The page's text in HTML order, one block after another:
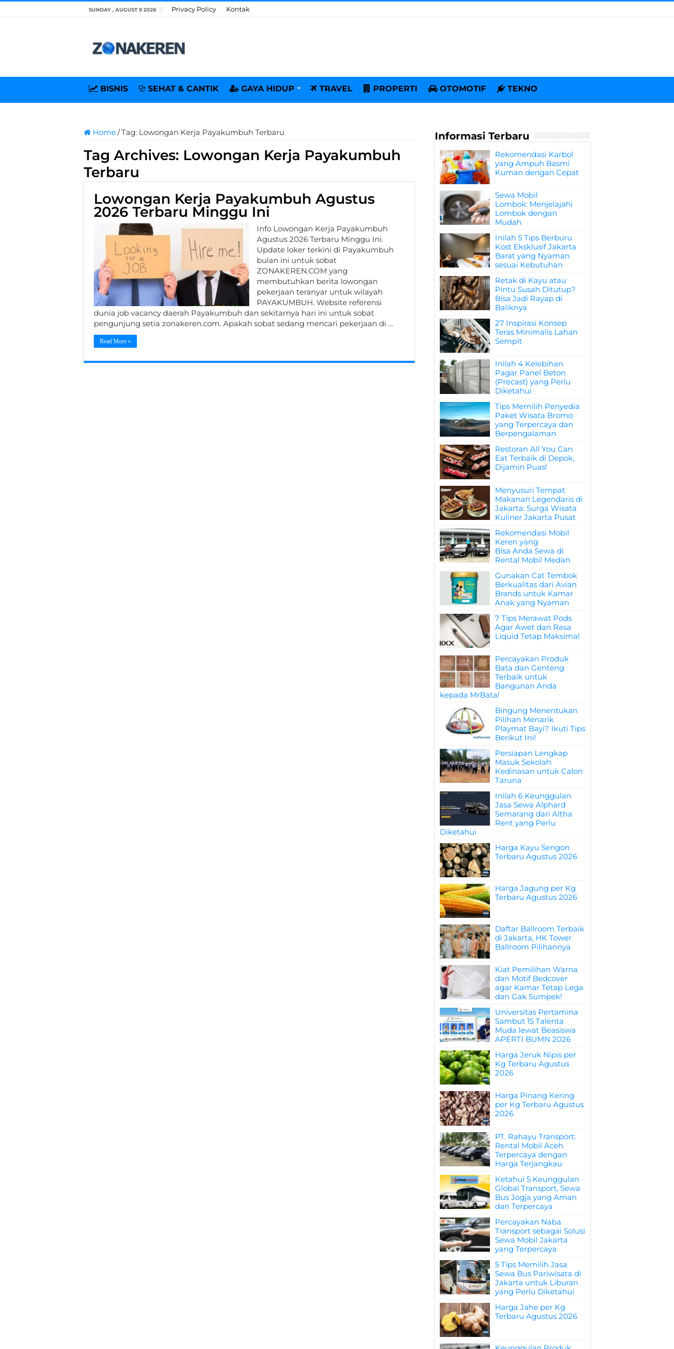
SUNDAY , AUGUST 9 2026 Privacy Policy Kontak
BISNIS SEHAT & CANTIK GAYA HIDUP TRAVEL PROPERTI OTOMOTIF TEKNO
Home/Tag: Lowongan Kerja Payakumbuh Terbaru
Tag Archives: Lowongan Kerja Payakumbuh
Terbaru
Lowongan Kerja Payakumbuh Agustus
2026 Terbaru Minggu Ini
Info Lowongan Kerja Payakumbuh
Agustus 2026 Terbaru Minggu Ini.
Update loker terkini di Payakumbuh
bulan ini untuk sobat
ZONAKEREN.COM yang
membutuhkan berita lowongan
pekerjaan teranyar untuk wilayah
PAYAKUMBUH. Website referensi
dunia job vacancy daerah Payakumbuh dan sekitarnya hari ini untuk sobat
pengunjung setia zonakeren.com. Apakah sobat sedang mencari pekerjaan di …
Read More »
Informasi Terbaru
Rekomendasi Karbol
yang Ampuh Basmi
Kuman dengan Cepat
Sewa Mobil
Lombok: Menjelajahi
Lombok dengan
Mudah
Inilah 5 Tips Berburu
Kost Eksklusif Jakarta
Barat yang Nyaman
sesuai Kebutuhan
Retak di Kayu atau
Pintu Susah Ditutup?
Bisa Jadi Rayap di
Baliknya
27 Inspirasi Konsep
Teras Minimalis Lahan
Sempit
Inilah 4 Kelebihan
Pagar Panel Beton
(Precast) yang Perlu
Diketahui
Tips Memilih Penyedia
Paket Wisata Bromo
yang Terpercaya dan
Berpengalaman
Restoran All You Can
Eat Terbaik di Depok,
Dijamin Puas!
Menyusuri Tempat
Makanan Legendaris di
Jakarta: Surga Wisata
Kuliner Jakarta Pusat
Rekomendasi Mobil
Keren yang
Bisa Anda Sewa di
Rental Mobil Medan
Gunakan Cat Tembok
Berkualitas dari Avian
Brands untuk Kamar
Anak yang Nyaman
7 Tips Merawat Pods
Agar Awet dan Rasa
Liquid Tetap Maksimal
Percayakan Produk
Bata dan Genteng
Terbaik untuk
Bangunan Anda
kepada MrBata!
Bingung Menentukan
Pilihan Menarik
Playmat Bayi? Ikuti Tips
Berikut Ini!
Persiapan Lengkap
Masuk Sekolah
Kedinasan untuk Calon
Taruna
Inilah 6 Keunggulan
Jasa Sewa Alphard
Semarang dari Altha
Rent yang Perlu
Diketahui
Harga Kayu Sengon
Terbaru Agustus 2026
Harga Jagung per Kg
Terbaru Agustus 2026
Daftar Ballroom Terbaik
di Jakarta, HK Tower
Ballroom Pilihannya
Kiat Pemilihan Warna
dan Motif Bedcover
agar Kamar Tetap Lega
dan Gak Sumpek!
Universitas Pertamina
Sambut 15 Talenta
Muda lewat Beasiswa
APERTI BUMN 2026
Harga Jeruk Nipis per
Kg Terbaru Agustus
2026
Harga Pinang Kering
per Kg Terbaru Agustus
2026
PT. Rahayu Transport:
Rental Mobil Aceh
Terpercaya dengan
Harga Terjangkau
Ketahui 5 Keunggulan
Global Transport, Sewa
Bus Jogja yang Aman
dan Terpercaya
Percayakan Naba
Transport sebagai Solusi
Sewa Mobil Jakarta
yang Terpercaya
5 Tips Memilih Jasa
Sewa Bus Pariwisata di
Jakarta untuk Liburan
yang Perlu Diketahui
Harga Jahe per Kg
Terbaru Agustus 2026